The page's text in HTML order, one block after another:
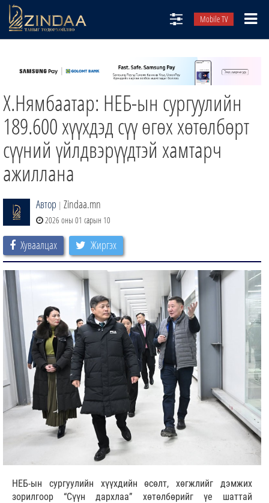
Mobile TV
ТВ8
ӨГЛӨӨНИЙ СОНИН
АУДИО ЗОХИОЛ
ЗИНДАА СЭТГҮҮЛ
Х.Нямбаатар: НЕБ-ын сургуулийн
189.600 хүүхдэд сүү өгөх хөтөлбөрт
сүүний үйлдвэрүүдтэй хамтарч
ажиллана
Автор | Zindaa.mn
2026 оны 01 сарын 10
Хуваалцах Жиргэх
НЕБ-ын сургуулийн хүүхдийн өсөлт, хөгжлийг дэмжих
зорилгоор “Сүүн дархлаа” хөтөлбөрийг үе шаттай